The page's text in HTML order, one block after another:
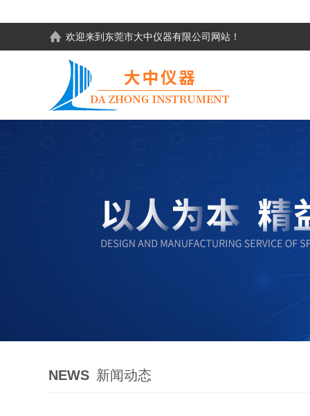
欢迎来到东莞市大中仪器有限公司网站！
NEWS 新闻动态